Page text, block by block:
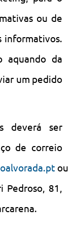
ou de
informativos.
aquando da
um pedido
deverá ser
de correio
ou
Pedroso, 81,